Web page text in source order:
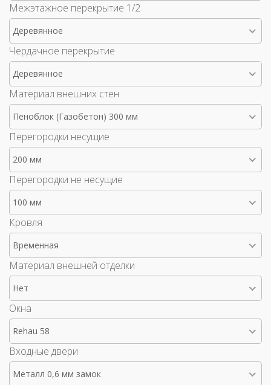
Межэтажное перекрытие 1/2
Деревянное
Чердачное перекрытие
Деревянное
Материал внешних стен
Пеноблок (Газобетон) 300 мм
Перегородки несущие
200 мм
Перегородки не несущие
100 мм
Кровля
Временная
Материал внешней отделки
Нет
Окна
Rehau 58
Входные двери
Металл 0,6 мм замок